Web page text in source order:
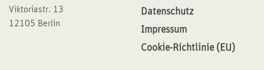
Viktoriastr. 13
12105 Berlin
Datenschutz
Impressum
Cookie-Richtlinie (EU)